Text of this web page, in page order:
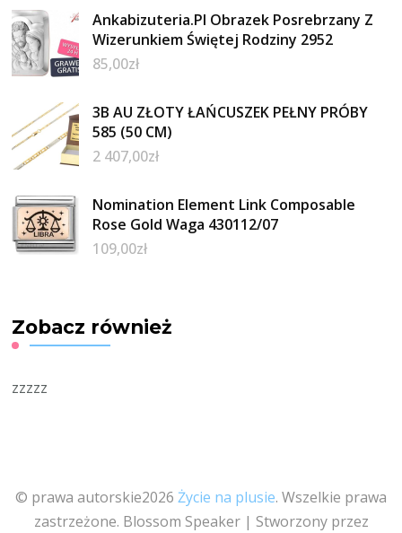
Ankabizuteria.Pl Obrazek Posrebrzany Z
Wizerunkiem Świętej Rodziny 2952
85,00zł
3B AU ZŁOTY ŁAŃCUSZEK PEŁNY PRÓBY
585 (50 CM)
2 407,00zł
Nomination Element Link Composable
Rose Gold Waga 430112/07
109,00zł
Zobacz również
zzzzz
© prawa autorskie2026 Życie na plusie. Wszelkie prawa
zastrzeżone. Blossom Speaker | Stworzony przez